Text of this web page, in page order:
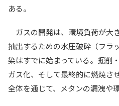
ある。
ガスの開発は、環境負荷が大
抽出するための水圧破砕（フラ
染はすでに始まっている。掘削
ガス化、そして最終的に燃焼さ
全体を通じて、メタンの漏洩や